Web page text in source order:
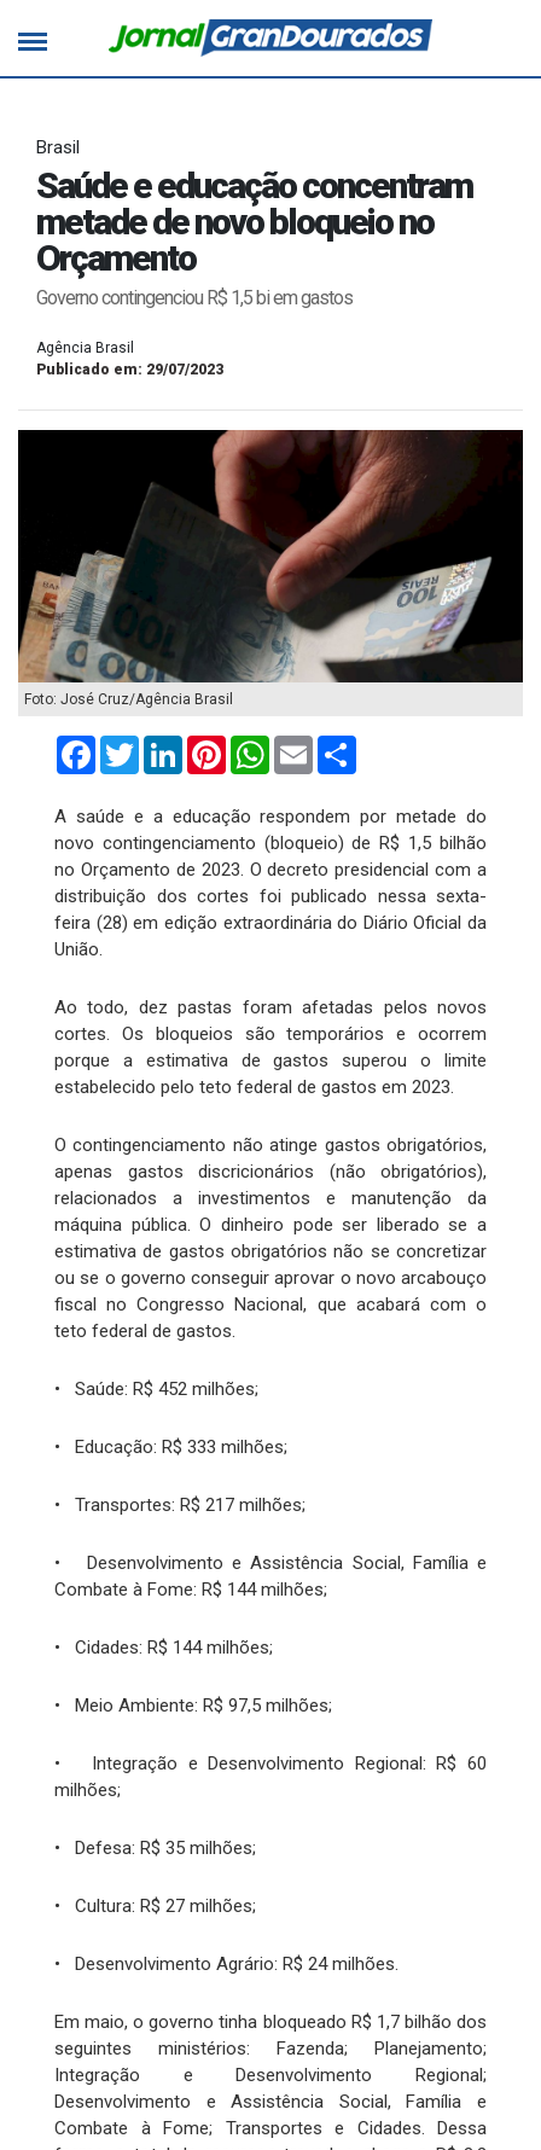
Brasil
Saúde e educação concentram
metade de novo bloqueio no
Orçamento
Governo contingenciou R$ 1,5 bi em gastos
Agência Brasil
Publicado em: 29/07/2023
Foto: José Cruz/Agência Brasil
FacebookTwitterLinkedInPinterestWhatsApp
Email
A saúde e a educação respondem por metade do
novo contingenciamento (bloqueio) de R$ 1,5 bilhão
no Orçamento de 2023. O decreto presidencial com a
distribuição dos cortes foi publicado nessa sexta-
feira (28) em edição extraordinária do Diário Oficial da
União.
Ao todo, dez pastas foram afetadas pelos novos
cortes. Os bloqueios são temporários e ocorrem
porque a estimativa de gastos superou o limite
estabelecido pelo teto federal de gastos em 2023.
O contingenciamento não atinge gastos obrigatórios,
apenas gastos discricionários (não obrigatórios),
relacionados a investimentos e manutenção da
máquina pública. O dinheiro pode ser liberado se a
estimativa de gastos obrigatórios não se concretizar
ou se o governo conseguir aprovar o novo arcabouço
fiscal no Congresso Nacional, que acabará com o
teto federal de gastos.
• Saúde: R$ 452 milhões;
• Educação: R$ 333 milhões;
• Transportes: R$ 217 milhões;
• Desenvolvimento e Assistência Social, Família e
Combate à Fome: R$ 144 milhões;
• Cidades: R$ 144 milhões;
• Meio Ambiente: R$ 97,5 milhões;
• Integração e Desenvolvimento Regional: R$ 60
milhões;
• Defesa: R$ 35 milhões;
• Cultura: R$ 27 milhões;
• Desenvolvimento Agrário: R$ 24 milhões.
Em maio, o governo tinha bloqueado R$ 1,7 bilhão dos
seguintes ministérios: Fazenda; Planejamento;
Integração e Desenvolvimento Regional;
Desenvolvimento e Assistência Social, Família e
Combate à Fome; Transportes e Cidades. Dessa